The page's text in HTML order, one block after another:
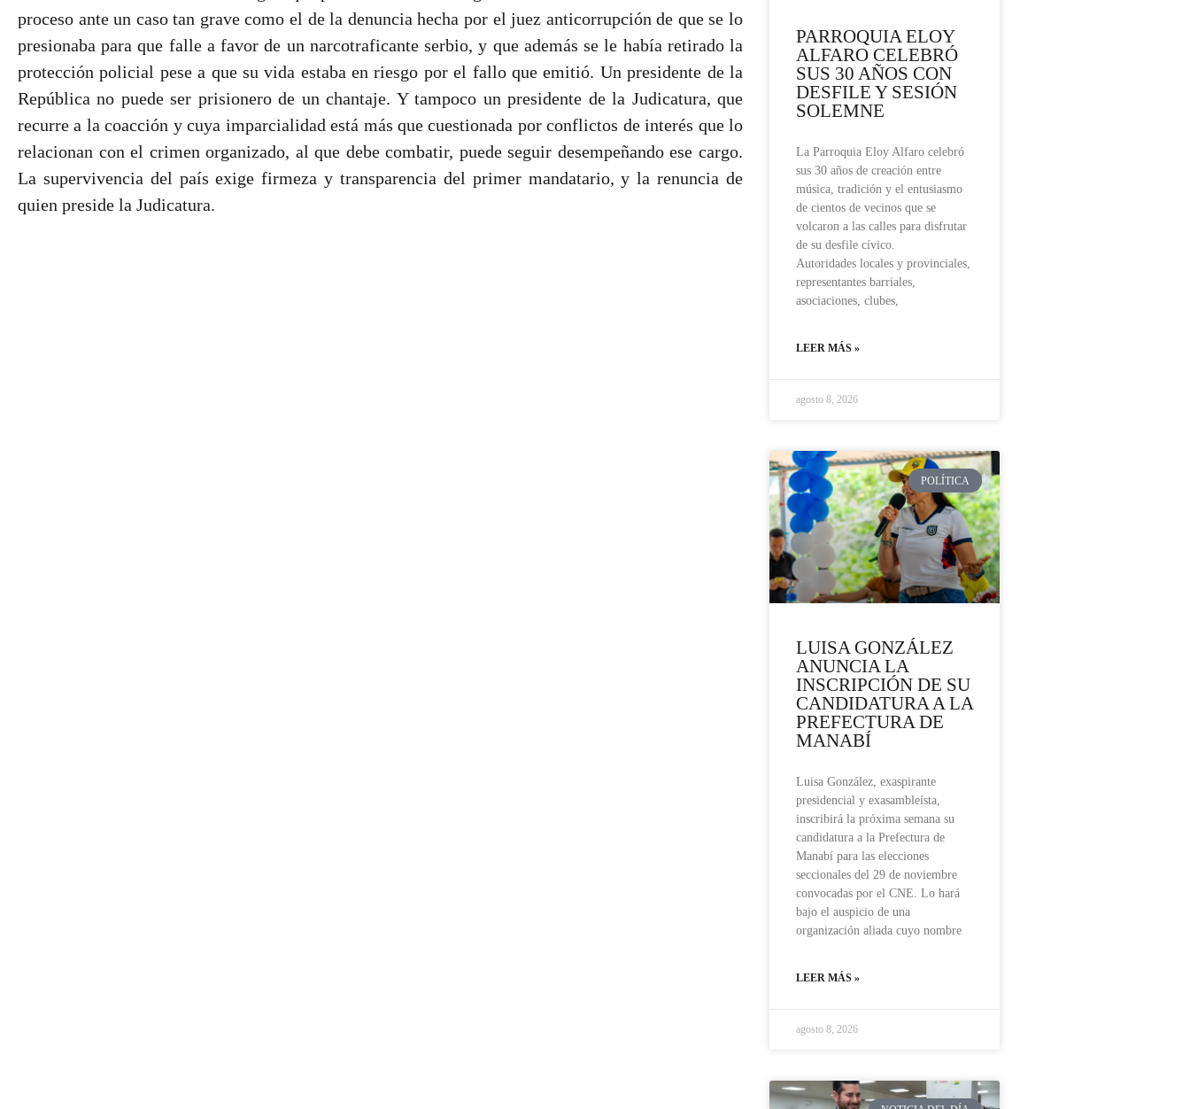
proceso ante un caso tan grave como el de la denuncia hecha por el juez anticorrupción de que se lo
presionaba para que falle a favor de un narcotraficante serbio, y que además se le había retirado la
protección policial pese a que su vida estaba en riesgo por el fallo que emitió. Un presidente de la
República no puede ser prisionero de un chantaje. Y tampoco un presidente de la Judicatura, que
recurre a la coacción y cuya imparcialidad está más que cuestionada por conflictos de interés que lo
relacionan con el crimen organizado, al que debe combatir, puede seguir desempeñando ese cargo.
La supervivencia del país exige firmeza y transparencia del primer mandatario, y la renuncia de
quien preside la Judicatura.
PARROQUIA ELOY
ALFARO CELEBRÓ
SUS 30 AÑOS CON
DESFILE Y SESIÓN
SOLEMNE
La Parroquia Eloy Alfaro celebró
sus 30 años de creación entre
música, tradición y el entusiasmo
de cientos de vecinos que se
volcaron a las calles para disfrutar
de su desfile cívico.
Autoridades locales y provinciales,
representantes barriales,
asociaciones, clubes,
LEER MÁS »
agosto 8, 2026
POLÍTICA
LUISA GONZÁLEZ
ANUNCIA LA
INSCRIPCIÓN DE SU
CANDIDATURA A LA
PREFECTURA DE
MANABÍ
Luisa González, exaspirante
presidencial y exasambleísta,
inscribirá la próxima semana su
candidatura a la Prefectura de
Manabí para las elecciones
seccionales del 29 de noviembre
convocadas por el CNE. Lo hará
bajo el auspicio de una
organización aliada cuyo nombre
LEER MÁS »
agosto 8, 2026